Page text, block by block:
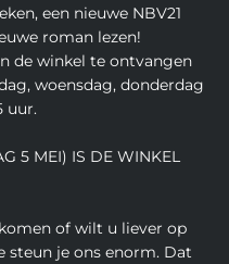
een nieuwe NBV21
roman lezen!
de winkel te ontvangen
woensdag, donderdag
uur.
5 MEI) IS DE WINKEL
of wilt u liever op
steun je ons enorm. Dat